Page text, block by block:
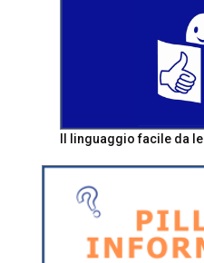
Il linguaggio facile da